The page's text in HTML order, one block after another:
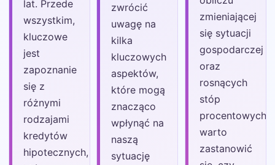
lat. Przede
wszystkim,
kluczowe
jest
zapoznanie
się z
różnymi
rodzajami
kredytów
hipotecznych,
zwrócić
uwagę na
kilka
kluczowych
aspektów,
które mogą
znacząco
wpłynąć na
naszą
sytuację
zmieniającej
się sytuacji
gospodarczej
oraz
rosnących
stóp
procentowych,
warto
zastanowić